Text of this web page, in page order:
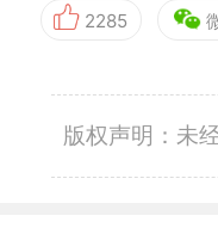
2285
版权声明：未